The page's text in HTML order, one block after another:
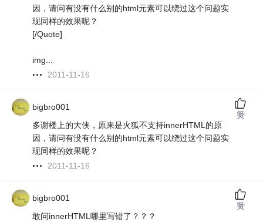
因，请问有没有什么别的html元素可以绕过这个问题实
现同样的效果呢？
[/Quote]
img...
2011-11-16
bigbro001
多谢楼上的大侠，原来是火狐不支持innerHTML的原
因，请问有没有什么别的html元素可以绕过这个问题实
现同样的效果呢？
2011-11-16
赞
bigbro001
敢问innerHTML哪里写错了？？？
赞